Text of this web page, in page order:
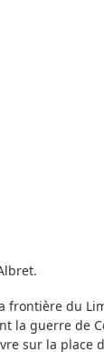
du
la guerre de
sur la place